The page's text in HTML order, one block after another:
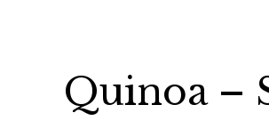
Quinoa –